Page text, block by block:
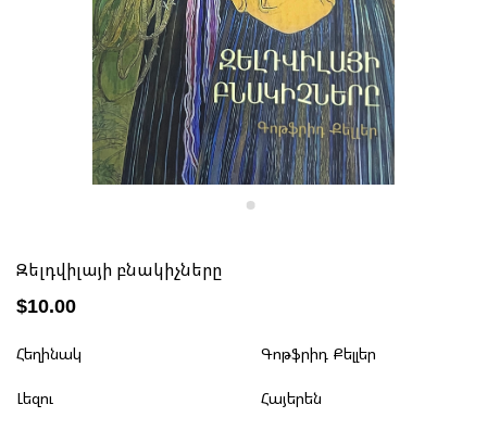
Զելդվիլայի բնակիչները
$10.00
Հեղինակ Գոթֆրիդ Քելլեր
Լեզու Հայերեն